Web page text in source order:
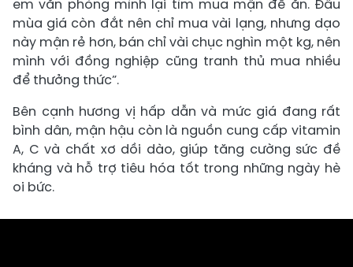
em văn phòng mình lại tìm mua mận để ăn. Đầu
mùa giá còn đắt nên chỉ mua vài lạng, nhưng dạo
này mận rẻ hơn, bán chỉ vài chục nghìn một kg, nên
mình với đồng nghiệp cũng tranh thủ mua nhiều
để thưởng thức”.
Bên cạnh hương vị hấp dẫn và mức giá đang rất
bình dân, mận hậu còn là nguồn cung cấp vitamin
A, C và chất xơ dồi dào, giúp tăng cường sức đề
kháng và hỗ trợ tiêu hóa tốt trong những ngày hè
oi bức.